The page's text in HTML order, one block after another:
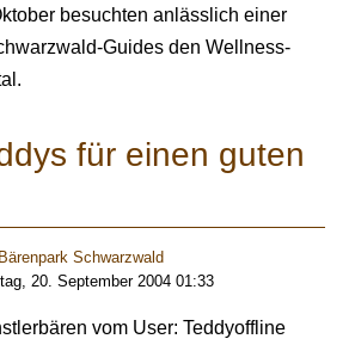
besuchten anlässlich einer
Guides den Wellness-
für einen guten
Schwarzwald
20. September 2004 01:33
vom User: Teddyoffline